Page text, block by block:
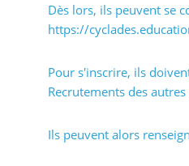
Dès lors, ils peuvent se
https://
Pour s'inscrire, ils
Recrutements des
Ils peuvent alors